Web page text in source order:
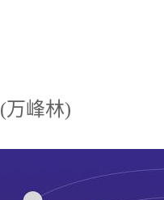
(万峰林)